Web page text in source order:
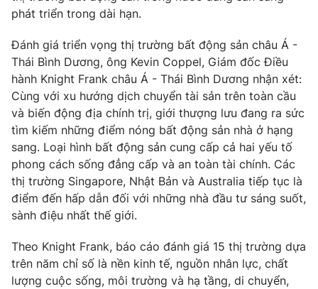
Giấy phép hoạt động báo in và báo điện tử số 483/GP-BTTTT
Tổng Biên tập:
Vũ Thanh Thủy
Phó Tổng Biên tập:Nguyễn Thị Mỹ Hạnh, Phạm Quốc Thắng,
Nguyễn Trọng Ninh
Tổng đài VTV:024.38 355 931 - 024.38 355 932
Ðiện thoại Thời báo VTV: 024.66 897 897
Email: toasoan@vtv.vn
Liên hệ quảng cáo:024-7300.7108
phát triển trong dài hạn.
Đánh giá triển vọng thị trường bất động sản châu Á -
Thái Bình Dương, ông Kevin Coppel, Giám đốc Điều
hành Knight Frank châu Á - Thái Bình Dương nhận xét:
Cùng với xu hướng dịch chuyển tài sản trên toàn cầu
và biến động địa chính trị, giới thượng lưu đang ra sức
tìm kiếm những điểm nóng bất động sản nhà ở hạng
sang. Loại hình bất động sản cung cấp cả hai yếu tố
phong cách sống đẳng cấp và an toàn tài chính. Các
thị trường Singapore, Nhật Bản và Australia tiếp tục là
điểm đến hấp dẫn đối với những nhà đầu tư sáng suốt,
sành điệu nhất thế giới.
Theo Knight Frank, báo cáo đánh giá 15 thị trường dựa
trên năm chỉ số là nền kinh tế, nguồn nhân lực, chất
lượng cuộc sống, môi trường và hạ tầng, di chuyển,